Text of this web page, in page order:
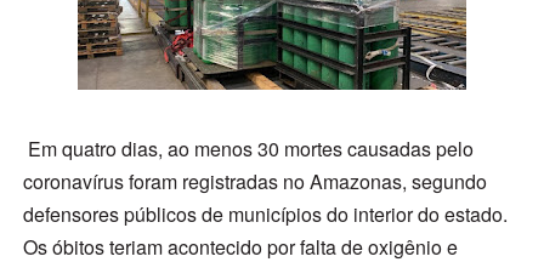
Em quatro dias, ao menos 30 mortes causadas pelo
coronavírus foram registradas no Amazonas, segundo
defensores públicos de municípios do interior do estado.
Os óbitos teriam acontecido por falta de oxigênio e